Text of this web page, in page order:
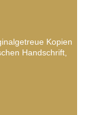
Kopien
Handschrift,